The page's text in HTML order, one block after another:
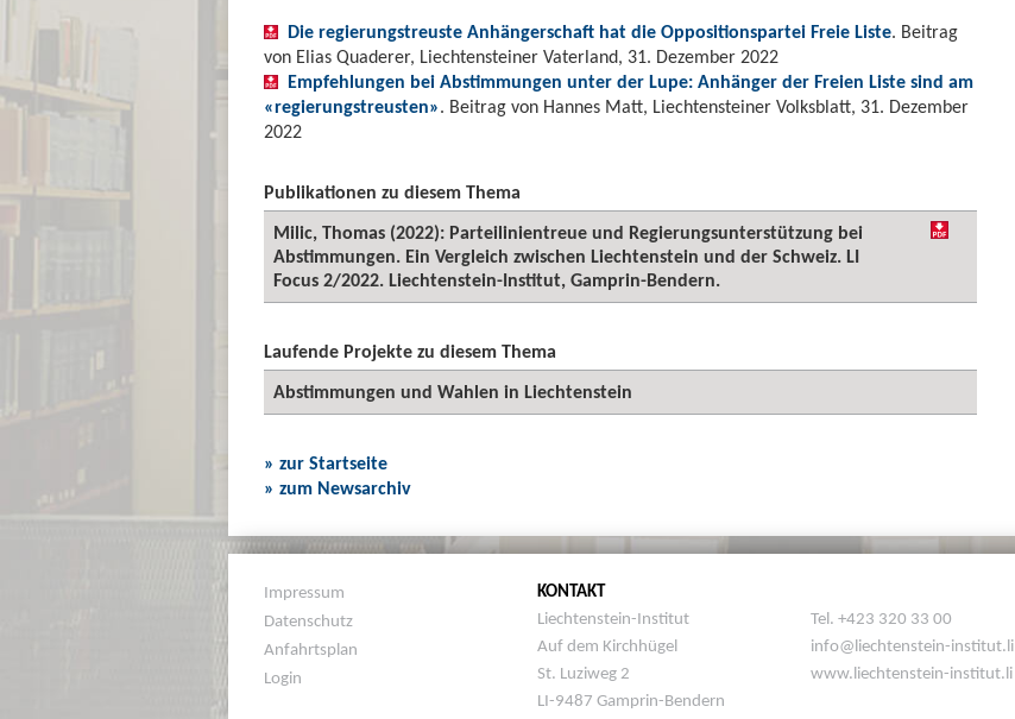
Die regierungstreuste Anhängerschaft hat die Oppositionspartei Freie Liste. Beitrag
von Elias Quaderer, Liechtensteiner Vaterland, 31. Dezember 2022
Empfehlungen bei Abstimmungen unter der Lupe: Anhänger der Freien Liste sind am
«regierungstreusten». Beitrag von Hannes Matt, Liechtensteiner Volksblatt, 31. Dezember
2022
Publikationen zu diesem Thema
Milic, Thomas (2022): Parteilinientreue und Regierungsunterstützung bei
Abstimmungen. Ein Vergleich zwischen Liechtenstein und der Schweiz. LI
Focus 2/2022. Liechtenstein-Institut, Gamprin-Bendern.
Laufende Projekte zu diesem Thema
Abstimmungen und Wahlen in Liechtenstein
» zur Startseite
» zum Newsarchiv
Impressum
Datenschutz
Anfahrtsplan
Login
KONTAKT
Liechtenstein-Institut
Auf dem Kirchhügel
St. Luziweg 2
LI-9487 Gamprin-Bendern
Tel. +423 320 33 00
info@liechtenstein-institut.li
www.liechtenstein-institut.li